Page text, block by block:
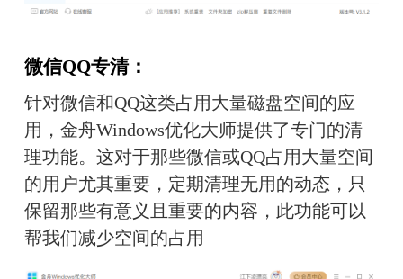
微信QQ专清：
针对微信和QQ这类占用大量磁盘空间的应
用，金舟Windows优化大师提供了专门的清
理功能。这对于那些微信或QQ占用大量空间
的用户尤其重要，定期清理无用的动态，只
保留那些有意义且重要的内容，此功能可以
帮我们减少空间的占用